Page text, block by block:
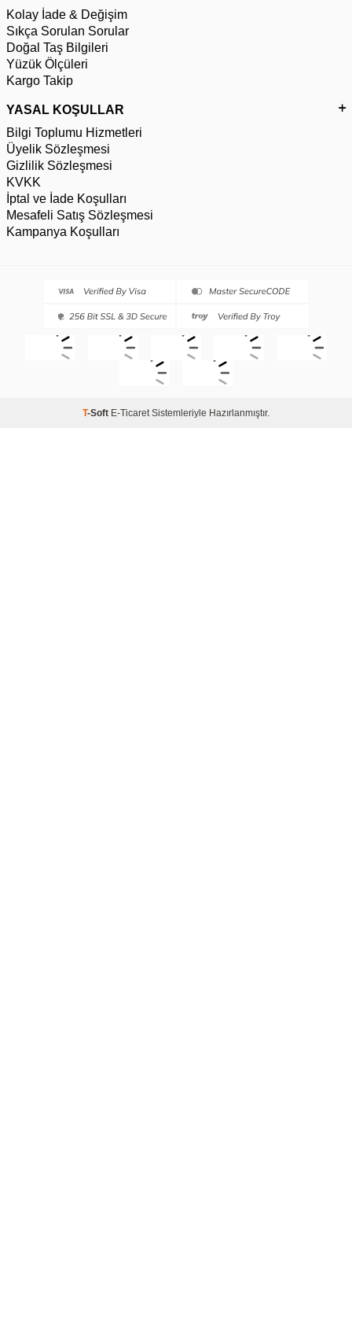
Kolay İade & Değişim
Sıkça Sorulan Sorular
Doğal Taş Bilgileri
Yüzük Ölçüleri
Kargo Takip
YASAL KOŞULLAR
Bilgi Toplumu Hizmetleri
Üyelik Sözleşmesi
Gizlilik Sözleşmesi
KVKK
İptal ve İade Koşulları
Mesafeli Satış Sözleşmesi
Kampanya Koşulları
T-Soft E-Ticaret Sistemleriyle Hazırlanmıştır.